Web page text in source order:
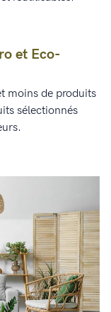
et Eco-
moins de produits
sélectionnés